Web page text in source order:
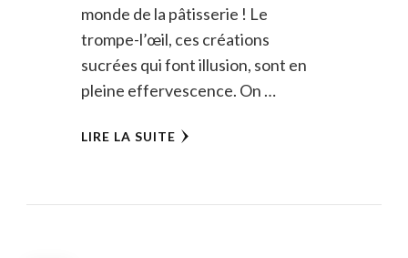
monde de la pâtisserie ! Le
trompe-l’œil, ces créations
sucrées qui font illusion, sont en
pleine effervescence. On …
LIRE LA SUITE